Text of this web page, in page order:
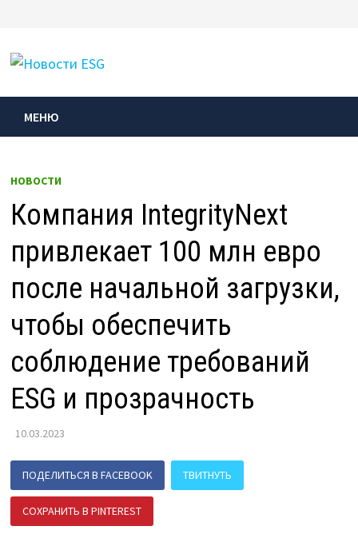
содержимому
МЕНЮ
НОВОСТИ
Компания IntegrityNext
привлекает 100 млн евро
после начальной загрузки,
чтобы обеспечить
соблюдение требований
ESG и прозрачность
10.03.2023
ПОДЕЛИТЬСЯ В FACEBOOK ТВИТНУТЬ
СОХРАНИТЬ В PINTEREST